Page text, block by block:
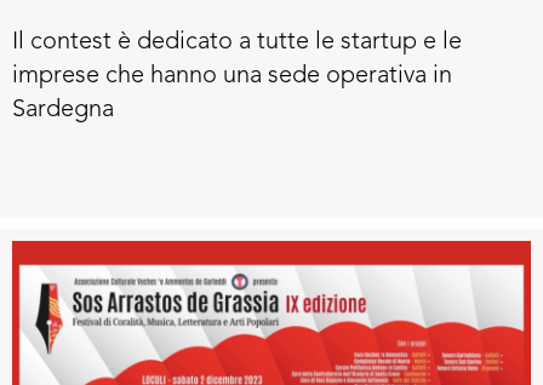
Il contest è dedicato a tutte le startup e le
imprese che hanno una sede operativa in
Sardegna